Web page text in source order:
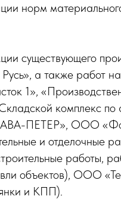
норм
существующего
а также работ на
1»,
комплекс по
«АВА-ПЕТЕР», ООО
и отделочные
работы,
объектов), ООО
и КПП).